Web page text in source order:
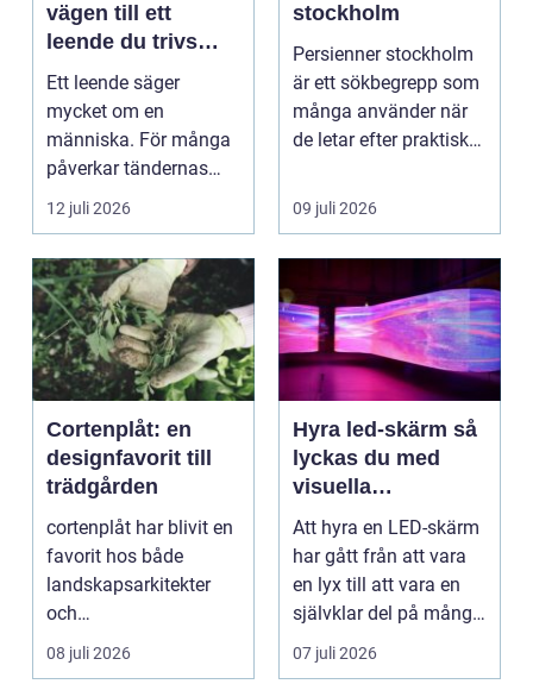
vägen till ett
leende du trivs
med
Ett leende säger
mycket om en
människa. För många
påverkar tändernas
utseende både
självförtroendet ...
12 juli 2026
stockholm
Persienner stockholm
är ett sökbegrepp som
många använder när
de letar efter praktiska
09 juli 2026
Cortenplåt: en
designfavorit till
trädgården
cortenplåt har blivit en
favorit hos både
landskapsarkitekter
och
trädgårdsentusiaster.
Det är ett m...
08 juli 2026
Hyra led-skärm så
lyckas du med
visuella
upplevelser på
event
Att hyra en LED-skärm
har gått från att vara
en lyx till att vara en
självklar del på många
event, m...
07 juli 2026